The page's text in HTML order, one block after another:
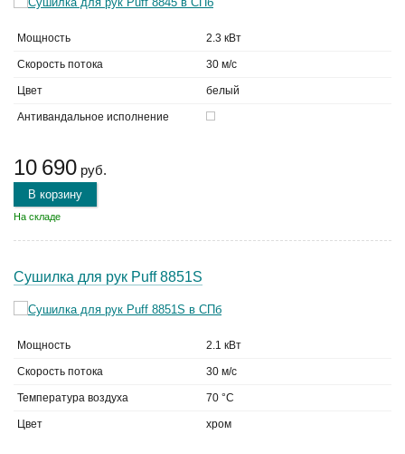
Мощность 2.3 кВт
Скорость потока 30 м/с
Цвет белый
Антивандальное исполнение
10 690 руб.
В корзину
На складе
Сушилка для рук Puff 8851S
Мощность 2.1 кВт
Скорость потока 30 м/с
Температура воздуха 70 °C
Цвет хром